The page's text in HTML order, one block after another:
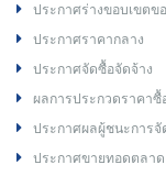
ประกาศร่างขอบเขตข
ประกาศราคากลาง
ประกาศจัดซื้อจัดจ้าง
ผลการประกวดราคาซื้
ประกาศผลผู้ชนะการจั
ประกาศขายทอดตลาด